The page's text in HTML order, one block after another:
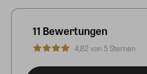
11 Bewertungen
4,82 von 5 Sternen